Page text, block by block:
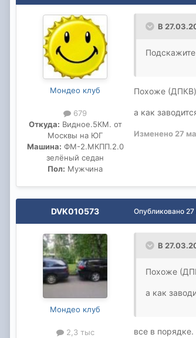
Мондео клуб
679
Откуда: Видное.5КМ. от
Москвы на ЮГ
Машина: ФМ-2.МКПП.2.0
зелёный седан
Пол: Мужчина
В
Похоже
а как
Изменено 27
DVK010573
Мондео клуб
2,3 тыс
Опубликовано
В
Похоже
а как
все в